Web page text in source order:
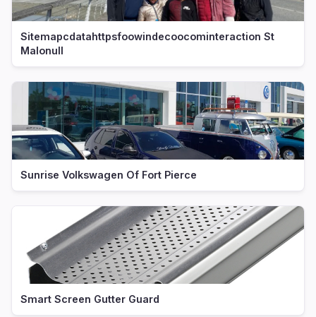
Sitemapcdatahttpsfoowindecoocominteraction St
Malonull
Sunrise Volkswagen Of Fort Pierce
Smart Screen Gutter Guard